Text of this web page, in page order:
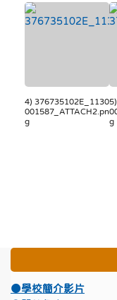
4) 376735102E_1130
001587_ATTACH2.pn
g
g
●學校簡介影片